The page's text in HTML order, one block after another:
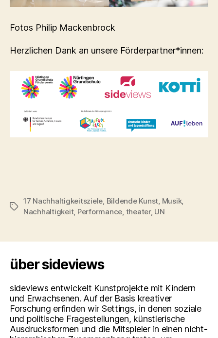
Fotos Philip Mackenbrock
Herzlichen Dank an unsere Förderpartner*innen:
Schlagwörter
17 Nachhaltigkeitsziele, Bildende Kunst, Musik,
Nachhaltigkeit, Performance, theater, UN
über sideviews
sideviews entwickelt Kunstprojekte mit Kindern
und Erwachsenen. Auf der Basis kreativer
Forschung erfinden wir Settings, in denen soziale
und politische Fragestellungen, künstlerische
Ausdrucksformen und die Mitspieler in einen nicht-